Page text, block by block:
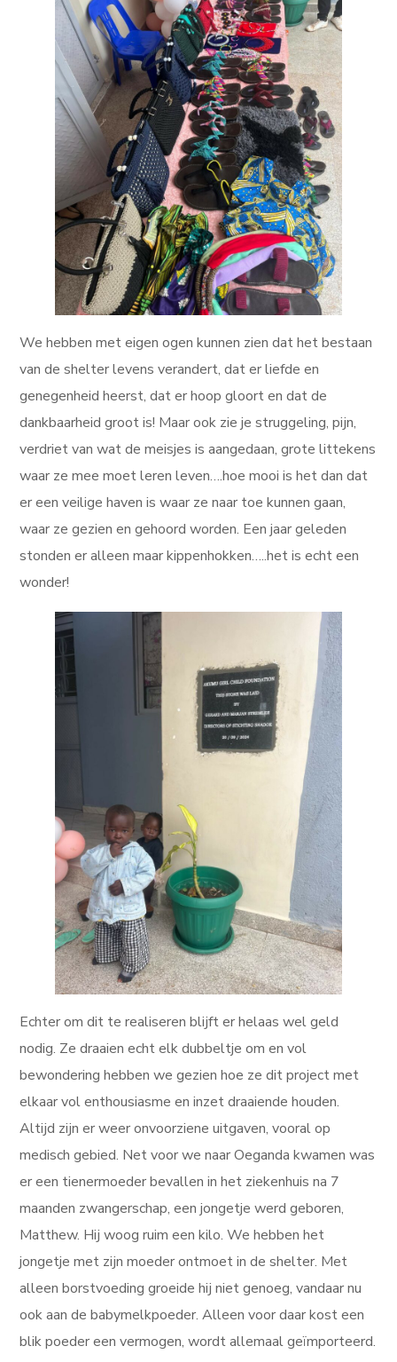
We hebben met eigen ogen kunnen zien dat het bestaan
van de shelter levens verandert, dat er liefde en
genegenheid heerst, dat er hoop gloort en dat de
dankbaarheid groot is! Maar ook zie je struggeling, pijn,
verdriet van wat de meisjes is aangedaan, grote littekens
waar ze mee moet leren leven….hoe mooi is het dan dat
er een veilige haven is waar ze naar toe kunnen gaan,
waar ze gezien en gehoord worden. Een jaar geleden
stonden er alleen maar kippenhokken…..het is echt een
wonder!
Echter om dit te realiseren blijft er helaas wel geld
nodig. Ze draaien echt elk dubbeltje om en vol
bewondering hebben we gezien hoe ze dit project met
elkaar vol enthousiasme en inzet draaiende houden.
Altijd zijn er weer onvoorziene uitgaven, vooral op
medisch gebied. Net voor we naar Oeganda kwamen was
er een tienermoeder bevallen in het ziekenhuis na 7
maanden zwangerschap, een jongetje werd geboren,
Matthew. Hij woog ruim een kilo. We hebben het
jongetje met zijn moeder ontmoet in de shelter. Met
alleen borstvoeding groeide hij niet genoeg, vandaar nu
ook aan de babymelkpoeder. Alleen voor daar kost een
blik poeder een vermogen, wordt allemaal geïmporteerd.